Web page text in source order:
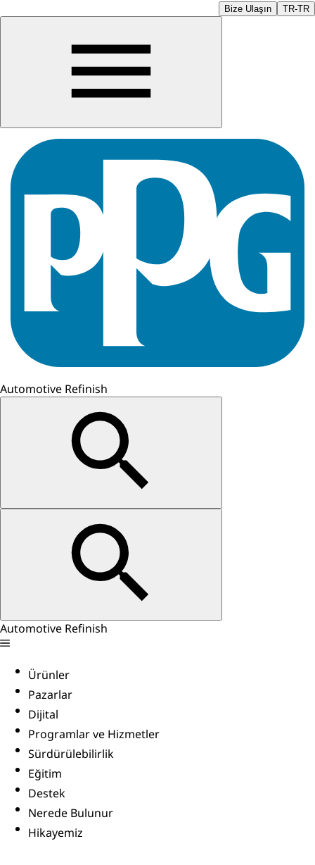
Bize Ulaşın TR-TR
Automotive Refinish
Automotive Refinish
Ürünler
Pazarlar
Dijital
Programlar ve Hizmetler
Sürdürülebilirlik
Eğitim
Destek
Nerede Bulunur
Hikayemiz